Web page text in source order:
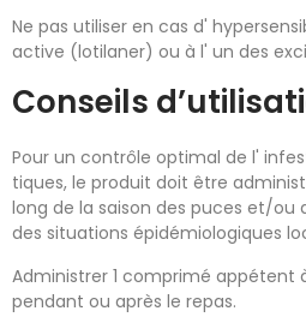
Ne pas utiliser en cas d'
active (lotilaner) ou à l' un des
Conseils
Pour un contrôle optimal de l'
tiques, le produit doit être
long de la saison des puces et/ou
des situations épidémiologiques
Administrer 1 comprimé appétent
pendant ou après le repas.